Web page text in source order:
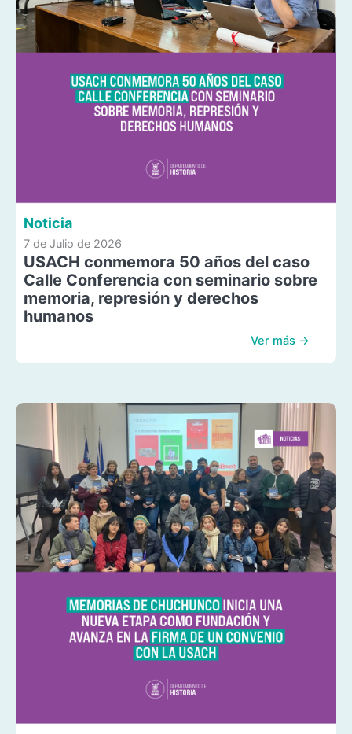
Noticia
7 de Julio de 2026
USACH conmemora 50 años del caso
Calle Conferencia con seminario sobre
memoria, represión y derechos
humanos
Ver más →